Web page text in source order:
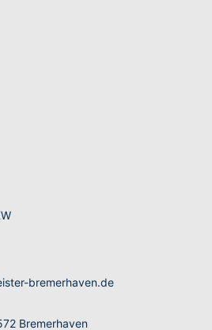
bremerhaven.de
Bremerhaven